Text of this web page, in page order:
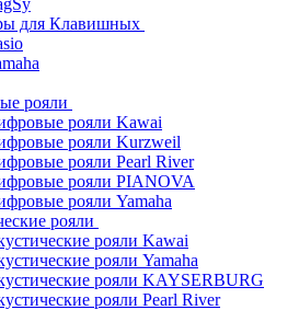
для Клавишных
рояли
рояли Kawai
рояли Kurzweil
рояли Pearl River
рояли PIANOVA
рояли Yamaha
рояли
рояли Kawai
рояли Yamaha
рояли KAYSERBURG
рояли Pearl River